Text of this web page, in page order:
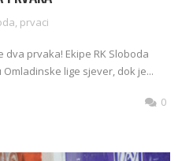
, prvaci
prvaka! Ekipe RK Sloboda
Omladinske lige sjever, dok je...
0